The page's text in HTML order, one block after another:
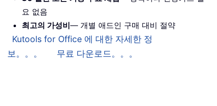
요 없음
최고의 가성비— 개별 애드인 구매 대비 절약
Kutools for Office 에 대한 자세한 정
보。。。
무료 다운로드。。。